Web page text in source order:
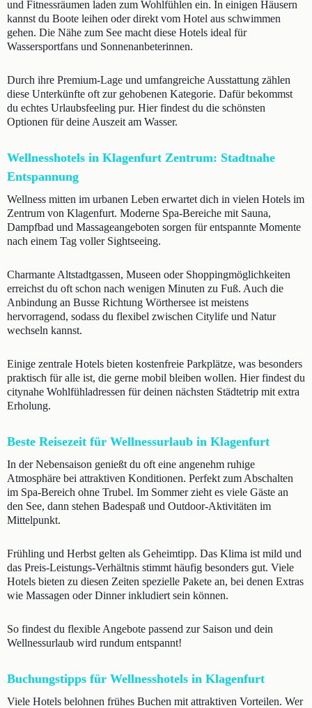
und Fitnessräumen laden zum Wohlfühlen ein. In einigen Häusern
kannst du Boote leihen oder direkt vom Hotel aus schwimmen
gehen. Die Nähe zum See macht diese Hotels ideal für
Wassersportfans und Sonnenanbeterinnen.
Durch ihre Premium-Lage und umfangreiche Ausstattung zählen
diese Unterkünfte oft zur gehobenen Kategorie. Dafür bekommst
du echtes Urlaubsfeeling pur. Hier findest du die schönsten
Optionen für deine Auszeit am Wasser.
Wellnesshotels in Klagenfurt Zentrum: Stadtnahe
Entspannung
Wellness mitten im urbanen Leben erwartet dich in vielen Hotels im
Zentrum von Klagenfurt. Moderne Spa-Bereiche mit Sauna,
Dampfbad und Massageangeboten sorgen für entspannte Momente
nach einem Tag voller Sightseeing.
Charmante Altstadtgassen, Museen oder Shoppingmöglichkeiten
erreichst du oft schon nach wenigen Minuten zu Fuß. Auch die
Anbindung an Busse Richtung Wörthersee ist meistens
hervorragend, sodass du flexibel zwischen Citylife und Natur
wechseln kannst.
Einige zentrale Hotels bieten kostenfreie Parkplätze, was besonders
praktisch für alle ist, die gerne mobil bleiben wollen. Hier findest du
citynahe Wohlfühladressen für deinen nächsten Städtetrip mit extra
Erholung.
Beste Reisezeit für Wellnessurlaub in Klagenfurt
In der Nebensaison genießt du oft eine angenehm ruhige
Atmosphäre bei attraktiven Konditionen. Perfekt zum Abschalten
im Spa-Bereich ohne Trubel. Im Sommer zieht es viele Gäste an
den See, dann stehen Badespaß und Outdoor-Aktivitäten im
Mittelpunkt.
Frühling und Herbst gelten als Geheimtipp. Das Klima ist mild und
das Preis-Leistungs-Verhältnis stimmt häufig besonders gut. Viele
Hotels bieten zu diesen Zeiten spezielle Pakete an, bei denen Extras
wie Massagen oder Dinner inkludiert sein können.
So findest du flexible Angebote passend zur Saison und dein
Wellnessurlaub wird rundum entspannt!
Buchungstipps für Wellnesshotels in Klagenfurt
Viele Hotels belohnen frühes Buchen mit attraktiven Vorteilen. Wer